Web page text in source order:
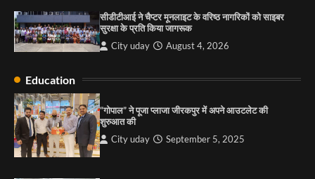
3
City uday August 6, 2025
की कसम: देवशाली
City uday
सीडीटीआई ने चैप्टर मूनलाइट के वरिष्ठ नागरिकों को साइबर
सुरक्षा के प्रति किया जागरूक
City uday August 4, 2026
Education
“गोपाल” ने पूजा प्लाजा जीरकपुर में अपने आउटलेट की
शुरुआत की
City uday September 5, 2025